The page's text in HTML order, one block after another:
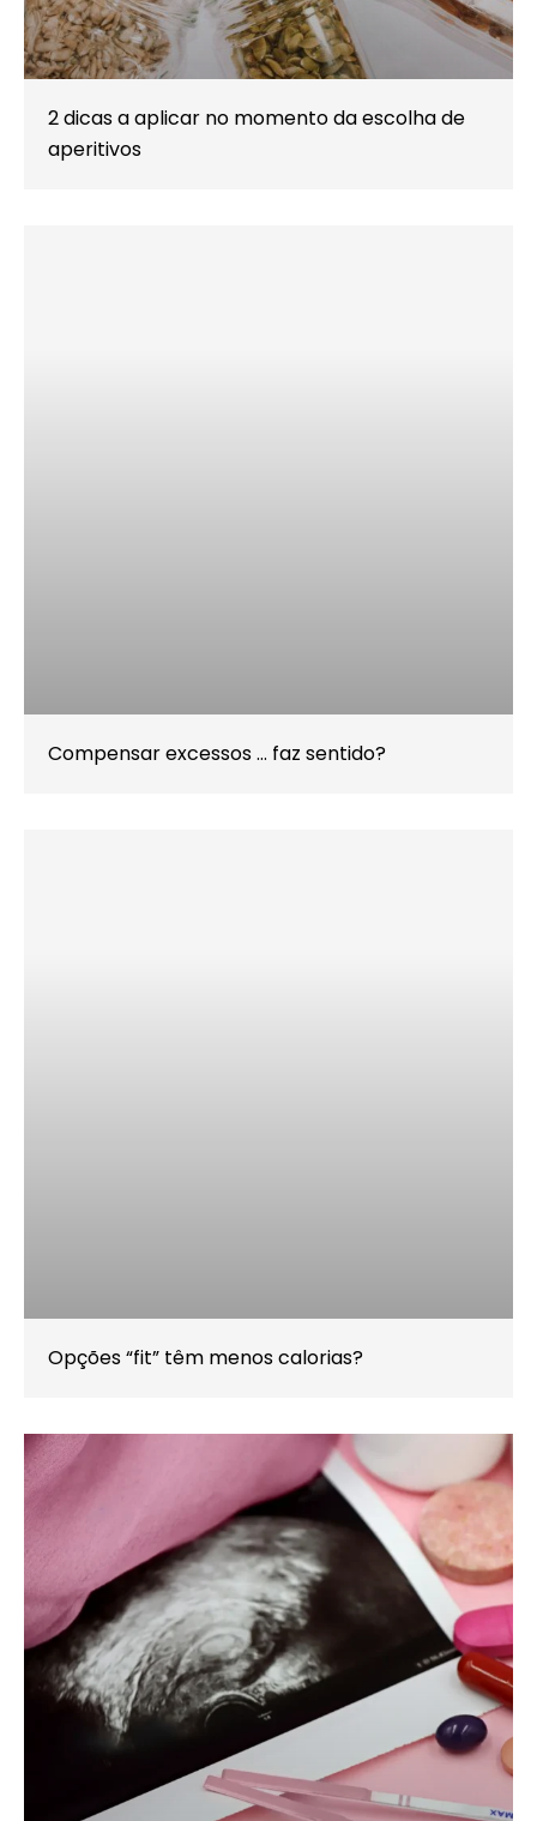
2 dicas a aplicar no momento da escolha de
aperitivos
Compensar excessos … faz sentido?
Opções “fit” têm menos calorias?